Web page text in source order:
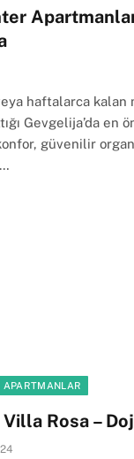
haftalarca kalan
Gevgelija’da en
güvenilir
APARTMANLAR
Rosa –